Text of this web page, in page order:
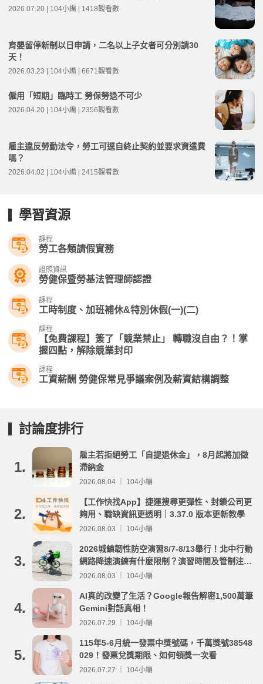
2026.07.20 | 104小編 | 1418觀看數
育嬰留停新制以日申請，二名以上子女者可分別請30
天！
2026.03.23 | 104小編 | 6671觀看數
僱用「短期」臨時工 勞保勞退不可少
2026.04.20 | 104小編 | 2356觀看數
雇主違反勞動法令，勞工可逕自終止契約並要求資遣費
嗎？
2026.04.02 | 104小編 | 2415觀看數
學習資源
課程
勞工各類請假實務
證照資訊
勞健保暨勞基法管理師認證
課程
工時制度、加班補休&特別休假(一)(二)
課程
【免費課程】簽了「競業禁止」 轉職沒自由？！掌
握四點，解除競業封印
課程
工資薪酬 勞健保常見爭議案例及薪資結構調整
討論度排行
1.
雇主若拒絕勞工「自提退休金」，8月起將加徵
滯納金
2026.08.04 ｜ 104小編
2.
【工作快找App】捷運搜尋更彈性、封鎖公司更
夠用、職缺資訊更透明｜3.37.0 版本更新教學
2026.08.03 ｜ 104小編
3.
2026城鎮韌性防空演習8/7-8/13舉行！北中行動
網路降速演練有什麼限制？演習時間及管制注意
事項整理
2026.08.03 ｜ 104小編
4.
AI真的改變了生活？Google報告解密1,500萬筆
Gemini對話真相！
2026.07.29 ｜ 104小編
5.
115年5-6月統一發票中獎號碼，千萬獎號38548
029！發票兌獎期限、如何領獎一次看
2026.07.27 ｜ 104小編